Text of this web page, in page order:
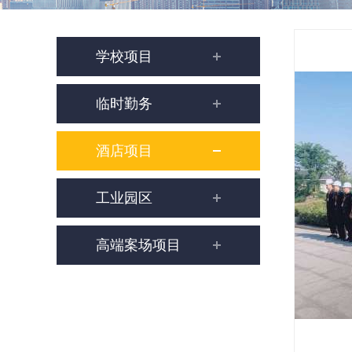
学校项目
临时勤务
酒店项目
工业园区
高端案场项目